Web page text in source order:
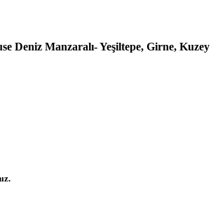
Deniz Manzaralı- Yeşiltepe, Girne, Kuzey